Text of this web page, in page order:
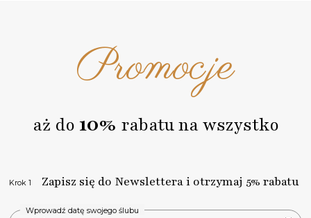
Promocje
aż do 10% rabatu na wszystko
Krok 1 Zapisz się do Newslettera i otrzymaj 5% rabatu
Wprowadź datę swojego ślubu